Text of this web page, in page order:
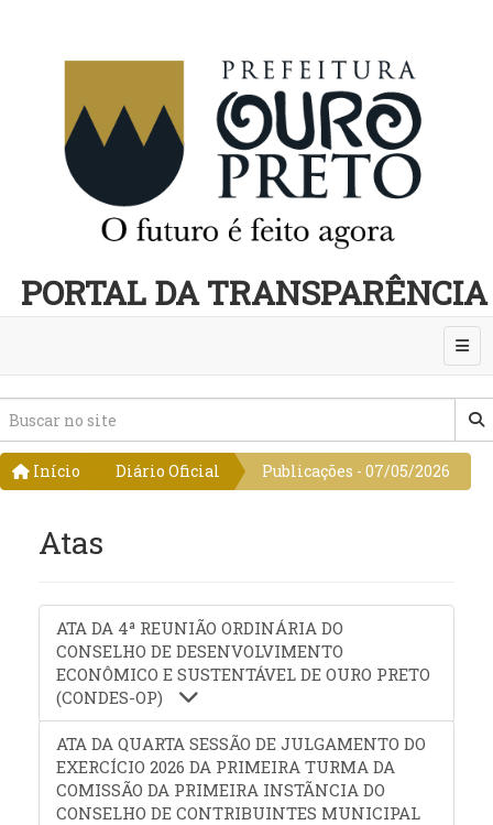
PORTAL DA TRANSPARÊNCIA
Início Diário Oficial Publicações - 07/05/2026
Atas
ATA DA 4ª REUNIÃO ORDINÁRIA DO
CONSELHO DE DESENVOLVIMENTO
ECONÔMICO E SUSTENTÁVEL DE OURO PRETO
(CONDES-OP)
ATA DA QUARTA SESSÃO DE JULGAMENTO DO
EXERCÍCIO 2026 DA PRIMEIRA TURMA DA
COMISSÃO DA PRIMEIRA INSTÃNCIA DO
CONSELHO DE CONTRIBUINTES MUNICIPAL